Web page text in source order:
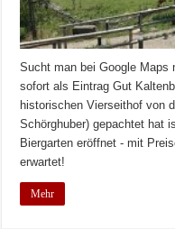
Sucht man bei Google Maps
sofort als Eintrag Gut
historischen Vierseithof von
Schörghuber) gepachtet hat
Biergarten eröffnet - mit
erwartet!
Mehr